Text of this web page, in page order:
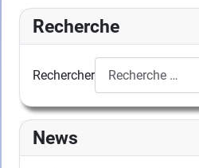
Recherche
Rechercher
News